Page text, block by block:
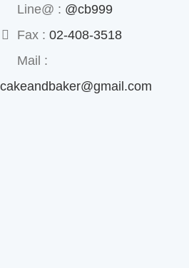
Line@ : @cb999
Fax : 02-408-3518
Mail :
cakeandbaker@gmail.com